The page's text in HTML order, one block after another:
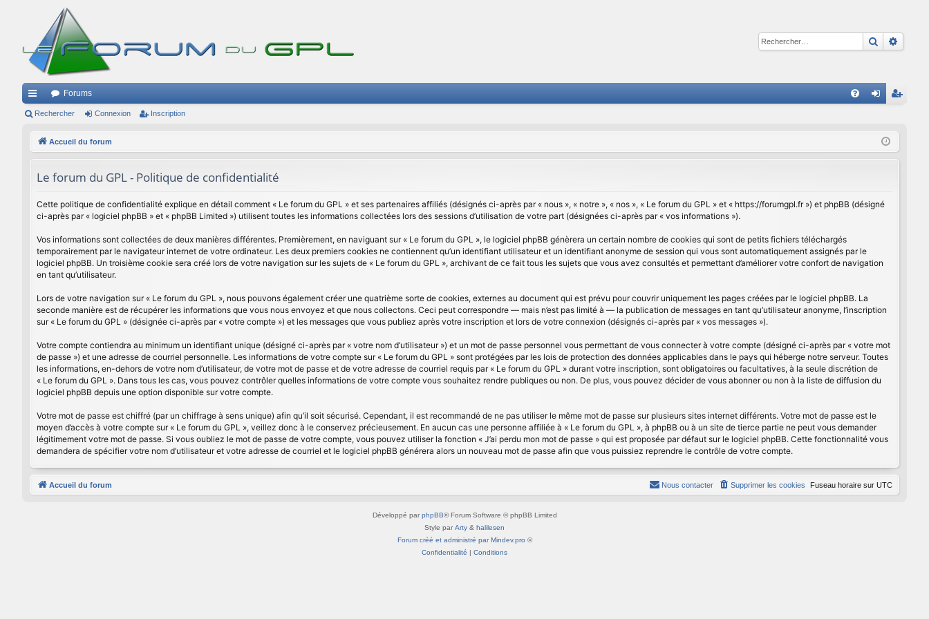
ac
Forums
cri
Rechercher Connexion Inscription
Accueil du forum
Le forum du GPL - Politique de confidentialité
Cette politique de confidentialité explique en détail comment « Le forum du GPL » et ses partenaires affiliés (désignés ci-après par « nous », « notre », « nos », « Le forum du GPL » et « https://forumgpl.fr ») et phpBB (désigné
ci-après par « logiciel phpBB » et « phpBB Limited ») utilisent toutes les informations collectées lors des sessions d’utilisation de votre part (désignées ci-après par « vos informations »).
Vos informations sont collectées de deux manières différentes. Premièrement, en naviguant sur « Le forum du GPL », le logiciel phpBB génèrera un certain nombre de cookies qui sont de petits fichiers téléchargés
temporairement par le navigateur internet de votre ordinateur. Les deux premiers cookies ne contiennent qu’un identifiant utilisateur et un identifiant anonyme de session qui vous sont automatiquement assignés par le
logiciel phpBB. Un troisième cookie sera créé lors de votre navigation sur les sujets de « Le forum du GPL », archivant de ce fait tous les sujets que vous avez consultés et permettant d’améliorer votre confort de navigation
en tant qu’utilisateur.
Lors de votre navigation sur « Le forum du GPL », nous pouvons également créer une quatrième sorte de cookies, externes au document qui est prévu pour couvrir uniquement les pages créées par le logiciel phpBB. La
seconde manière est de récupérer les informations que vous nous envoyez et que nous collectons. Ceci peut correspondre — mais n’est pas limité à — la publication de messages en tant qu’utilisateur anonyme, l’inscription
sur « Le forum du GPL » (désignée ci-après par « votre compte ») et les messages que vous publiez après votre inscription et lors de votre connexion (désignés ci-après par « vos messages »).
Votre compte contiendra au minimum un identifiant unique (désigné ci-après par « votre nom d’utilisateur ») et un mot de passe personnel vous permettant de vous connecter à votre compte (désigné ci-après par « votre mot
de passe ») et une adresse de courriel personnelle. Les informations de votre compte sur « Le forum du GPL » sont protégées par les lois de protection des données applicables dans le pays qui héberge notre serveur. Toutes
les informations, en-dehors de votre nom d’utilisateur, de votre mot de passe et de votre adresse de courriel requis par « Le forum du GPL » durant votre inscription, sont obligatoires ou facultatives, à la seule discrétion de
« Le forum du GPL ». Dans tous les cas, vous pouvez contrôler quelles informations de votre compte vous souhaitez rendre publiques ou non. De plus, vous pouvez décider de vous abonner ou non à la liste de diffusion du
logiciel phpBB depuis une option disponible sur votre compte.
Votre mot de passe est chiffré (par un chiffrage à sens unique) afin qu’il soit sécurisé. Cependant, il est recommandé de ne pas utiliser le même mot de passe sur plusieurs sites internet différents. Votre mot de passe est le
moyen d’accès à votre compte sur « Le forum du GPL », veillez donc à le conservez précieusement. En aucun cas une personne affiliée à « Le forum du GPL », à phpBB ou à un site de tierce partie ne peut vous demander
légitimement votre mot de passe. Si vous oubliez le mot de passe de votre compte, vous pouvez utiliser la fonction « J’ai perdu mon mot de passe » qui est proposée par défaut sur le logiciel phpBB. Cette fonctionnalité vous
demandera de spécifier votre nom d’utilisateur et votre adresse de courriel et le logiciel phpBB générera alors un nouveau mot de passe afin que vous puissiez reprendre le contrôle de votre compte.
Accueil du forum Fuseau horaire sur UTC
Supprimer les cookies
Nous contacter
Développé par phpBB® Forum Software © phpBB Limited
Style par Arty & halilesen
Forum créé et administré par Mindev.pro ©
Confidentialité | Conditions